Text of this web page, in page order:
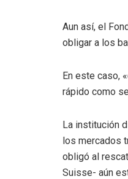
Aun así, el
obligar a los
En este caso,
rápido como
La institución
los mercados
obligó al
Suisse- aún